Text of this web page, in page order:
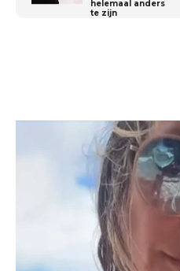
helemaal anders
te zijn